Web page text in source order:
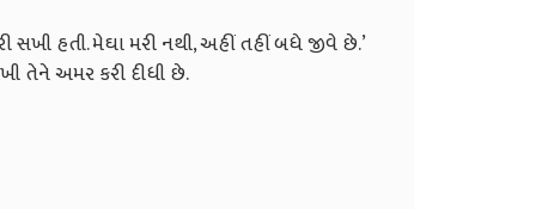
સખી હતી. મેઘા મરી નથી, અહીં તહીં બધે જીવે છે.’
તેને અમર કરી દીધી છે.